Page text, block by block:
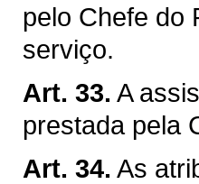
pelo Chefe do
serviço.
Art. 33. A
prestada pela
Art. 34. As